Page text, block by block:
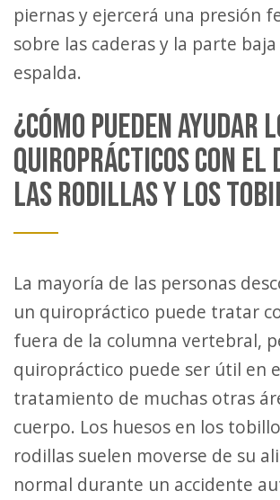
piernas y ejercerá una presión
sobre las caderas y la parte baja
espalda.
¿CÓMO PUEDEN AYUDAR
QUIROPRÁCTICOS CON EL
LAS RODILLAS Y LOS
La mayoría de las personas desconocen que
un quiropráctico puede tratar
fuera de la columna vertebral,
quiropráctico puede ser útil en
tratamiento de muchas otras
cuerpo. Los huesos en los
rodillas suelen moverse de su
normal durante un accidente